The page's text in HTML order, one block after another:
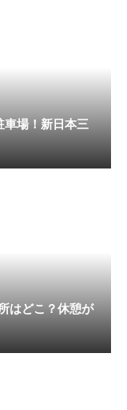
車場！新日本三
はどこ？休憩が